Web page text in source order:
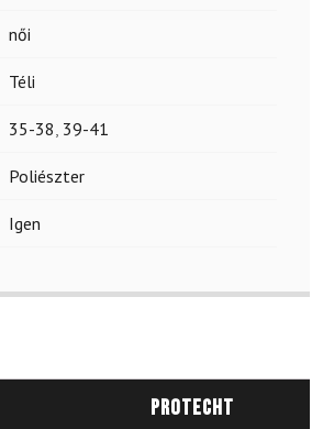
női
Téli
35-38, 39-41
Poliészter
Igen
Protecht